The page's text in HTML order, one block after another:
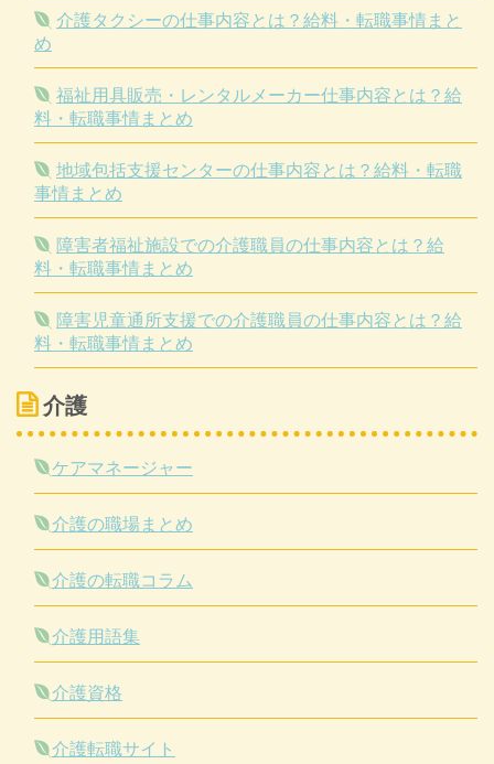
介護タクシーの仕事内容とは？給料・転職事情まと
め
福祉用具販売・レンタルメーカー仕事内容とは？給
料・転職事情まとめ
地域包括支援センターの仕事内容とは？給料・転職
事情まとめ
障害者福祉施設での介護職員の仕事内容とは？給
料・転職事情まとめ
障害児童通所支援での介護職員の仕事内容とは？給
料・転職事情まとめ
介護
ケアマネージャー
介護の職場まとめ
介護の転職コラム
介護用語集
介護資格
介護転職サイト